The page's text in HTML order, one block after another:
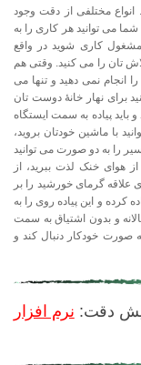
مختلفی از دقت وجود
می توانید هر کاری را به
مشغول کاری شوید در واقع
تان را می کنید. وقتی هم
را انجام نمی دهید و تنها می
برای نهار خانۀ دوست تان
پیاده به سمت ایستگاه
با ماشین خودتان بروید،
را به دو صورت می توانید
از هوای خنک لذت ببرید، از
علاقه گرمای خورشید را بر
و این پیاده روی را به
و بدون اشتیاق به سمت
صورت خودکار دنبال کند و
دقت: نرم افزار